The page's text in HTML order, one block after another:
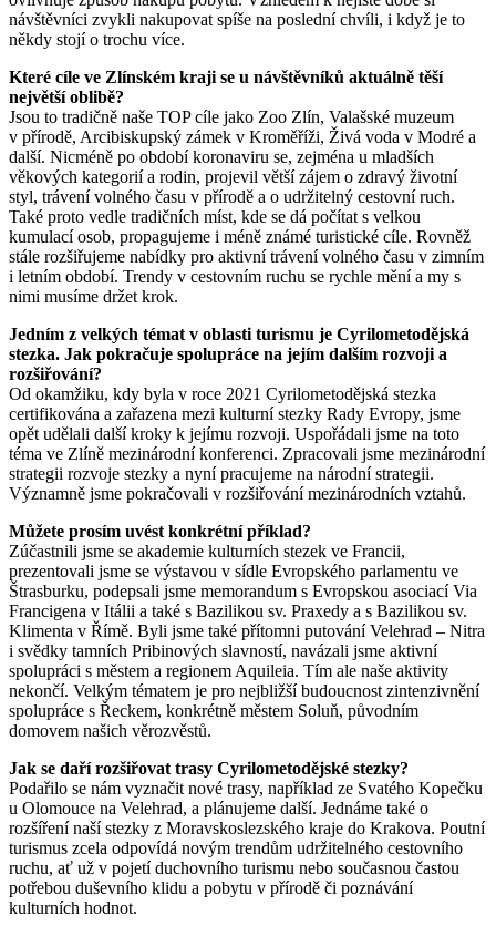
návštěvníci zvykli nakupovat spíše na poslední chvíli, i když je to
někdy stojí o trochu více.
Které cíle ve Zlínském kraji se u návštěvníků aktuálně těší
největší oblibě?
Jsou to tradičně naše TOP cíle jako Zoo Zlín, Valašské muzeum
v přírodě, Arcibiskupský zámek v Kroměříži, Živá voda v Modré a
další. Nicméně po období koronaviru se, zejména u mladších
věkových kategorií a rodin, projevil větší zájem o zdravý životní
styl, trávení volného času v přírodě a o udržitelný cestovní ruch.
Také proto vedle tradičních míst, kde se dá počítat s velkou
kumulací osob, propagujeme i méně známé turistické cíle. Rovněž
stále rozšiřujeme nabídky pro aktivní trávení volného času v zimním
i letním období. Trendy v cestovním ruchu se rychle mění a my s
nimi musíme držet krok.
Jedním z velkých témat v oblasti turismu je Cyrilometodějská
stezka. Jak pokračuje spolupráce na jejím dalším rozvoji a
rozšiřování?
Od okamžiku, kdy byla v roce 2021 Cyrilometodějská stezka
certifikována a zařazena mezi kulturní stezky Rady Evropy, jsme
opět udělali další kroky k jejímu rozvoji. Uspořádali jsme na toto
téma ve Zlíně mezinárodní konferenci. Zpracovali jsme mezinárodní
strategii rozvoje stezky a nyní pracujeme na národní strategii.
Významně jsme pokračovali v rozšiřování mezinárodních vztahů.
Můžete prosím uvést konkrétní příklad?
Zúčastnili jsme se akademie kulturních stezek ve Francii,
prezentovali jsme se výstavou v sídle Evropského parlamentu ve
Štrasburku, podepsali jsme memorandum s Evropskou asociací Via
Francigena v Itálii a také s Bazilikou sv. Praxedy a s Bazilikou sv.
Klimenta v Římě. Byli jsme také přítomni putování Velehrad – Nitra
i svědky tamních Pribinových slavností, navázali jsme aktivní
spolupráci s městem a regionem Aquileia. Tím ale naše aktivity
nekončí. Velkým tématem je pro nejbližší budoucnost zintenzivnění
spolupráce s Řeckem, konkrétně městem Soluň, původním
domovem našich věrozvěstů.
Jak se daří rozšiřovat trasy Cyrilometodějské stezky?
Podařilo se nám vyznačit nové trasy, například ze Svatého Kopečku
u Olomouce na Velehrad, a plánujeme další. Jednáme také o
rozšíření naší stezky z Moravskoslezského kraje do Krakova. Poutní
turismus zcela odpovídá novým trendům udržitelného cestovního
ruchu, ať už v pojetí duchovního turismu nebo současnou častou
potřebou duševního klidu a pobytu v přírodě či poznávání
kulturních hodnot.